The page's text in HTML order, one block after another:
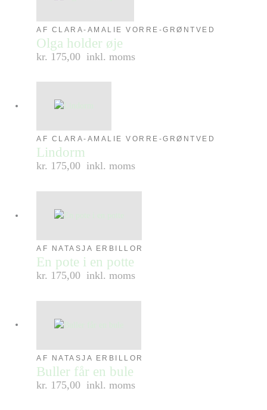
AF CLARA-AMALIE VORRE-GRØNTVED
Olga holder øje
kr. 175,00 inkl. moms
AF CLARA-AMALIE VORRE-GRØNTVED
Lindorm
kr. 175,00 inkl. moms
AF NATASJA ERBILLOR
En pote i en potte
kr. 175,00 inkl. moms
AF NATASJA ERBILLOR
Buller får en bule
kr. 175,00 inkl. moms